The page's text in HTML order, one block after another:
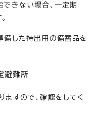
きない場合、一定期
備した持出用の備蓄品を
避難所
すので、確認をしてく